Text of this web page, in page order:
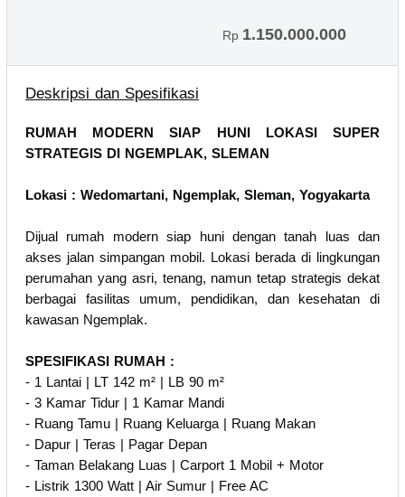
Rp 1.150.000.000
Deskripsi dan Spesifikasi
RUMAH MODERN SIAP HUNI LOKASI SUPER
STRATEGIS DI NGEMPLAK, SLEMAN
Lokasi : Wedomartani, Ngemplak, Sleman, Yogyakarta
Dijual rumah modern siap huni dengan tanah luas dan
akses jalan simpangan mobil. Lokasi berada di lingkungan
perumahan yang asri, tenang, namun tetap strategis dekat
berbagai fasilitas umum, pendidikan, dan kesehatan di
kawasan Ngemplak.
SPESIFIKASI RUMAH :
- 1 Lantai | LT 142 m² | LB 90 m²
- 3 Kamar Tidur | 1 Kamar Mandi
- Ruang Tamu | Ruang Keluarga | Ruang Makan
- Dapur | Teras | Pagar Depan
- Taman Belakang Luas | Carport 1 Mobil + Motor
- Listrik 1300 Watt | Air Sumur | Free AC